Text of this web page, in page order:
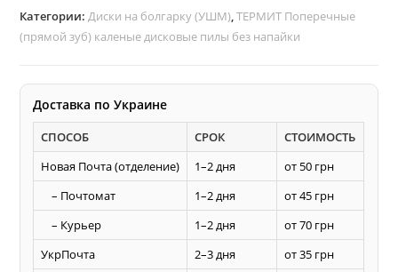
z56
без
напайки
ТЕРМИТ
прямой
зуб
дереву
Категории: Диски на болгарку (УШМ) ,ТЕРМИТ Поперечные
(прямой зуб) каленые дисковые пилы без напайки
Доставка по Украине
СПОСОБ СРОК
СТОИМОСТЬ
Новая Почта (отделение)
1–2 дня
от 50 грн
– Почтомат
1–2 дня
от 45 грн
– Курьер
1–2 дня
от 70 грн
УкрПочта
2–3 дня
от 35 грн